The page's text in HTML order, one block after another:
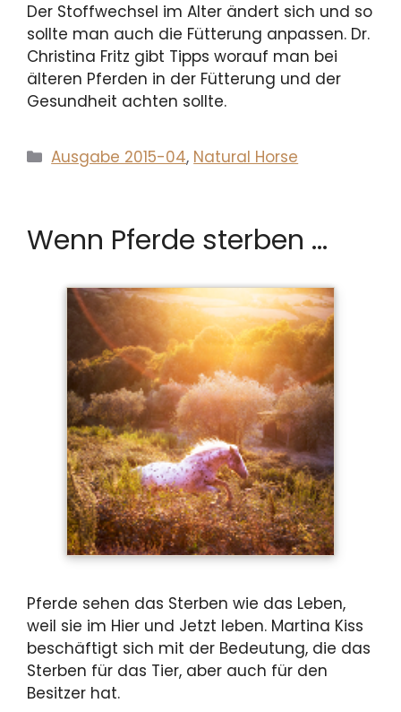
Der Stoffwechsel im Alter ändert sich und so
sollte man auch die Fütterung anpassen. Dr.
Christina Fritz gibt Tipps worauf man bei
älteren Pferden in der Fütterung und der
Gesundheit achten sollte.
Kategorien
Ausgabe 2015-04, Natural Horse
Wenn Pferde sterben …
Pferde sehen das Sterben wie das Leben,
weil sie im Hier und Jetzt leben. Martina Kiss
beschäftigt sich mit der Bedeutung, die das
Sterben für das Tier, aber auch für den
Besitzer hat.